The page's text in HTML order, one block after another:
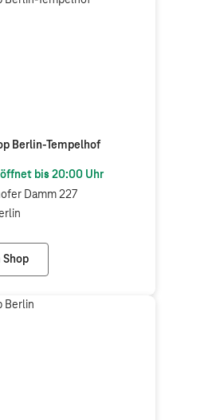
Berlin-Tempelhof
bis 20:00 Uhr
Damm 227
Shop
Telekom Shop Berlin-Tempelhof